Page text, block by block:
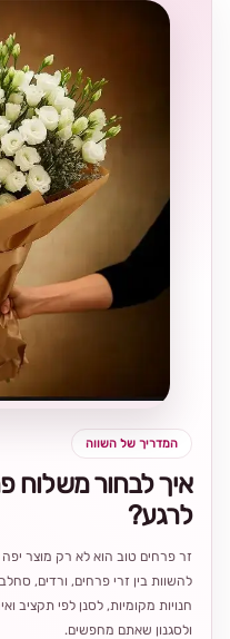
המדריך של השווה
איך לבחור משלוח
לרגע?
זר פרחים טוב הוא לא רק מוצר
להשוות בין זרי פרחים, ורדים,
חנויות מקומיות, לסנן לפי תקציב
ולסגנון שאתם מחפשים.